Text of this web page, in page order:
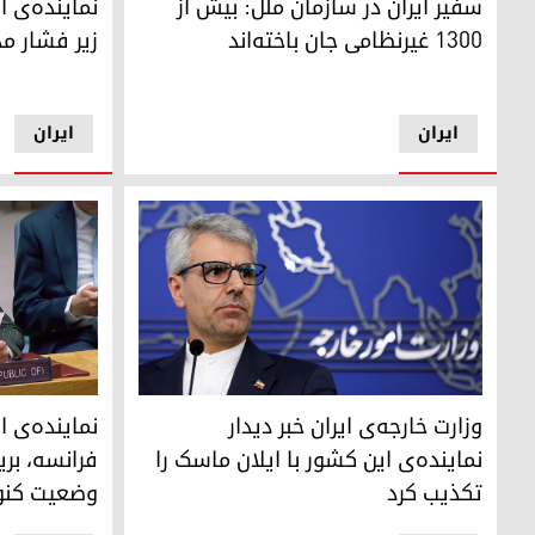
ایران
۱۳۰۰ غیرنظامی جان باخته‌اند
ایران
زیر فشار
اسماعیل بقایی، سخنگوی وزارت خارجه‌ی ایران
وزارت خارجه‌ی ایران خبر دیدار
نماینده‌ی این کشور با ایلان ماسک را
تکذیب کرد
امیر سعید
نماینده‌ی
فرانسه،
وضعیت